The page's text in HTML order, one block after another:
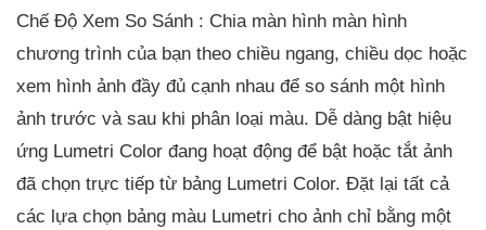
Chế Độ Xem So Sánh : Chia màn hình màn hình
chương trình của bạn theo chiều ngang, chiều dọc hoặc
xem hình ảnh đầy đủ cạnh nhau để so sánh một hình
ảnh trước và sau khi phân loại màu. Dễ dàng bật hiệu
ứng Lumetri Color đang hoạt động để bật hoặc tắt ảnh
đã chọn trực tiếp từ bảng Lumetri Color. Đặt lại tất cả
các lựa chọn bảng màu Lumetri cho ảnh chỉ bằng một